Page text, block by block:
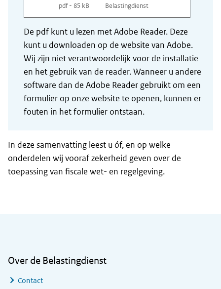
pdf - 85 kB Belastingdienst
De pdf kunt u lezen met Adobe Reader. Deze
kunt u downloaden op de website van Adobe.
Wij zijn niet verantwoordelijk voor de installatie
en het gebruik van de reader. Wanneer u andere
software dan de Adobe Reader gebruikt om een
formulier op onze website te openen, kunnen er
fouten in het formulier ontstaan.
In deze samenvatting leest u óf, en op welke
onderdelen wij vooraf zekerheid geven over de
toepassing van fiscale wet- en regelgeving.
Over de Belastingdienst
Contact